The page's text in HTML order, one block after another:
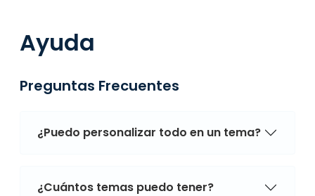
Ayuda
Preguntas Frecuentes
¿Puedo personalizar todo en un tema?
¿Cuántos temas puedo tener?